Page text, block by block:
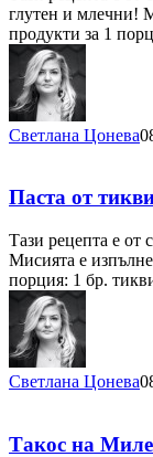
глутен и млечни!
продукти за 1
Светлана Цонева
Паста от
Тази рецепта е от
Мисията е
порция: 1 бр.
Светлана Цонева
Такос на